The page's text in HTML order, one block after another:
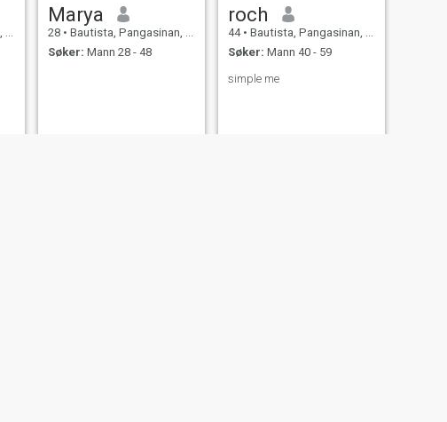
Marya
28 • Bautista, Pangasinan, Filippinene
Søker: Mann 28 - 48
roch
44 • Bautista, Pangasinan, Filippinene
Søker: Mann 40 - 59
simple me